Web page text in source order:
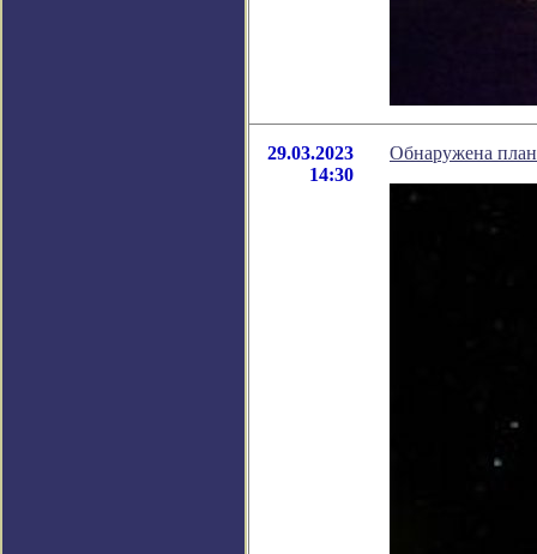
29.03.2023
14:30
Обнаружена